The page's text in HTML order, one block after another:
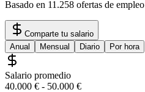
Basado en 11.258 ofertas de empleo
Comparte tu salario
Anual
Mensual Diario Por hora
Salario promedio
40.000 € - 50.000 €